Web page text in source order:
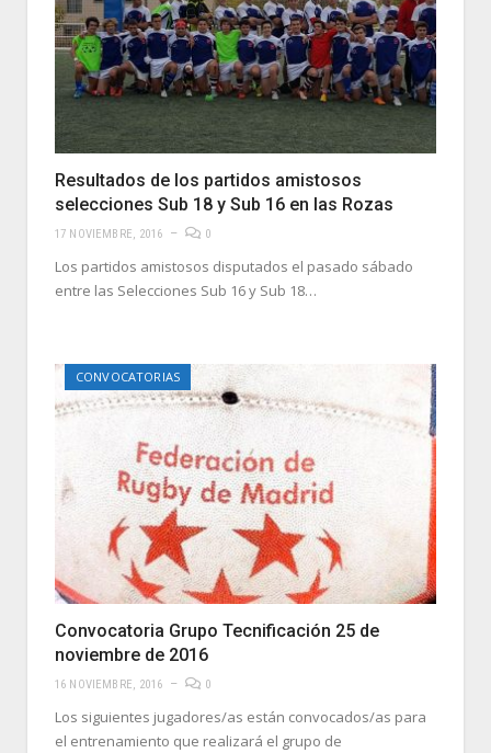
Resultados de los partidos amistosos
selecciones Sub 18 y Sub 16 en las Rozas
17 NOVIEMBRE, 2016 0
Los partidos amistosos disputados el pasado sábado
entre las Selecciones Sub 16 y Sub 18…
CONVOCATORIAS
Convocatoria Grupo Tecnificación 25 de
noviembre de 2016
16 NOVIEMBRE, 2016 0
Los siguientes jugadores/as están convocados/as para
el entrenamiento que realizará el grupo de